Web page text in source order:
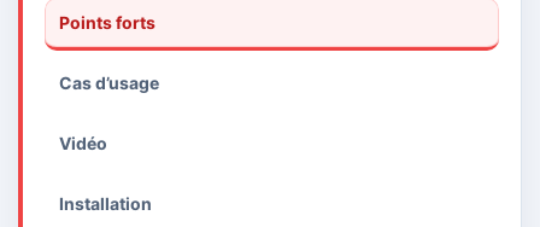
Points forts
Cas d’usage
Vidéo
Installation